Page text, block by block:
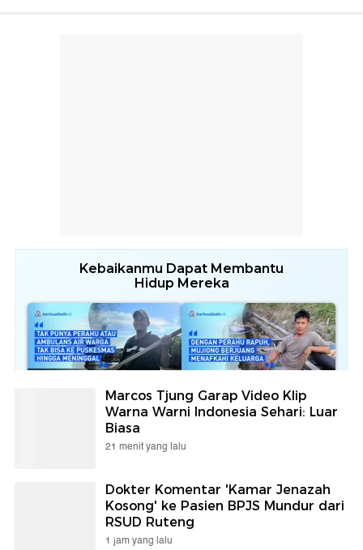
Marcos Tjung Garap Video Klip
Warna Warni Indonesia Sehari: Luar
Biasa
21 menit yang lalu
Dokter Komentar 'Kamar Jenazah
Kosong' ke Pasien BPJS Mundur dari
RSUD Ruteng
1 jam yang lalu